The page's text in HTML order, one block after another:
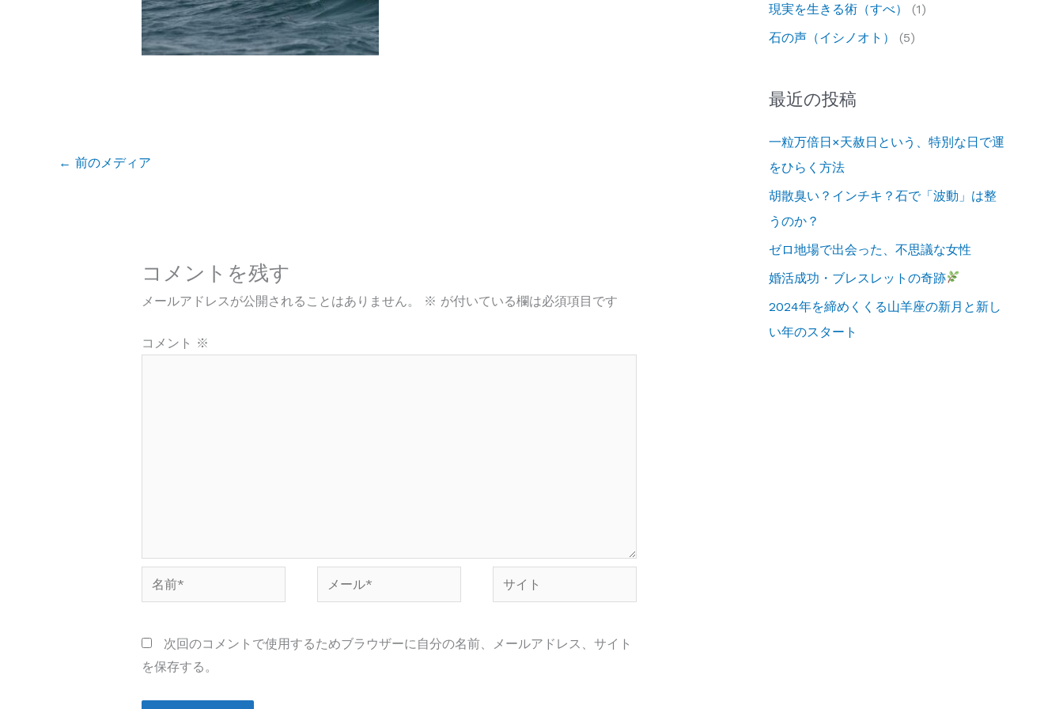
← 前のメディア
コメントを残す
メールアドレスが公開されることはありません。 ※ が付いている欄は必須項目です
コメント ※
前
ー
*
イ
次回のコメントで使用するためブラウザーに自分の名前、メールアドレス、サイト
を保存する。
現実を生きる術（すべ）
(1)
石の声（イシノオト）
(5)
最近の投稿
一粒万倍日×天赦日という、特別な日で運
をひらく方法
胡散臭い？インチキ？石で「波動」は整
うのか？
ゼロ地場で出会った、不思議な女性
婚活成功・ブレスレットの奇跡
2024年を締めくくる山羊座の新月と新し
い年のスタート